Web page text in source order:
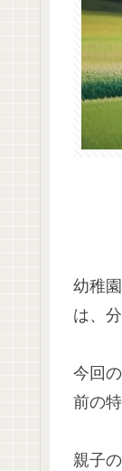
幼稚
は、
今回
前の
親子